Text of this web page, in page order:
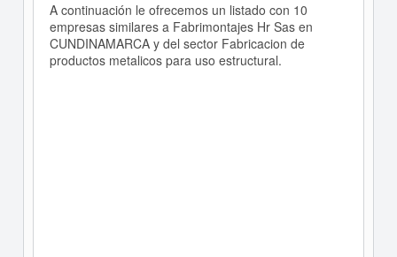
A continuación le ofrecemos un listado con 10
empresas similares a Fabrimontajes Hr Sas en
CUNDINAMARCA y del sector Fabricacion de
productos metalicos para uso estructural.